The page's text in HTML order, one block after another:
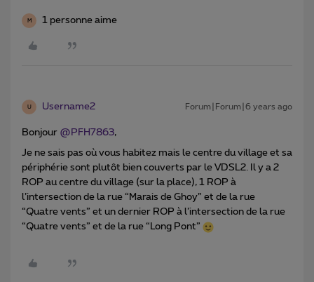
M 1 personne aime
Username2 Forum|Forum|6 years ago
Bonjour @PFH7863,
Je ne sais pas où vous habitez mais le centre du village et sa
périphérie sont plutôt bien couverts par le VDSL2. Il y a 2
ROP au centre du village (sur la place), 1 ROP à
l’intersection de la rue “Marais de Ghoy” et de la rue
“Quatre vents” et un dernier ROP à l’intersection de la rue
“Quatre vents” et de la rue “Long Pont”